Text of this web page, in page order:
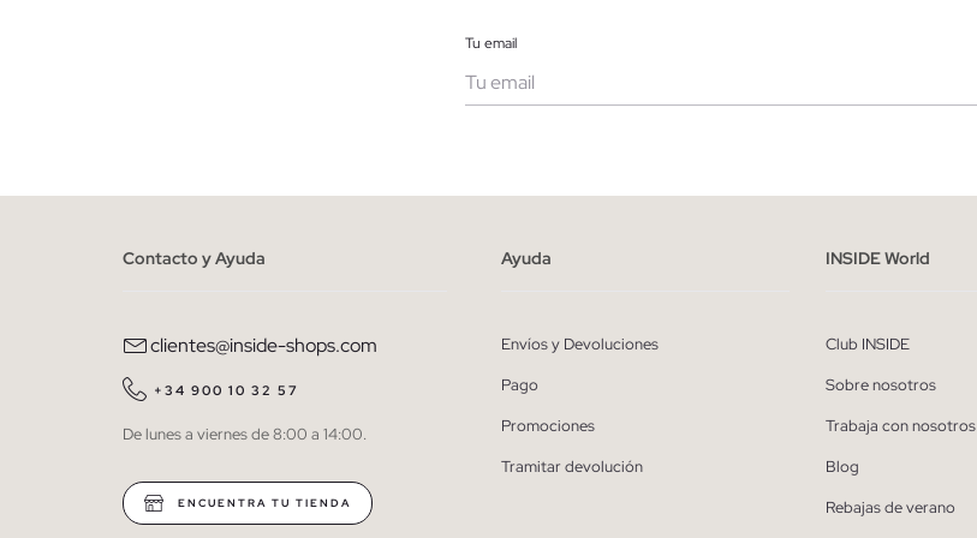
Tu email
* Puedes cancelar la suscripción en cualquier momento.
Contacto y Ayuda
clientes@inside-shops.com
+34 900 10 32 57
De lunes a viernes de 8:00 a 14:00.
ENCUENTRA TU TIENDA
Ayuda
Envíos y Devoluciones
Pago
Promociones
Tramitar devolución
INSIDE World
Club INSIDE
Sobre nosotros
Trabaja con nosotros
Blog
Rebajas de verano